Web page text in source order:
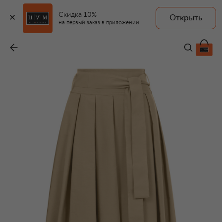
Скидка 10%
на первый заказ в приложении
Открыть
24 850 ₽